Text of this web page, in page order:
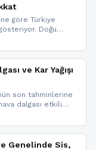
göre Türkiye
Doğu
Marmara ve
sis ve pus
ve Kar Yağışı
son tahminlerine
dalgası etkili
buzlanma uyarısı
Genelinde Sis,